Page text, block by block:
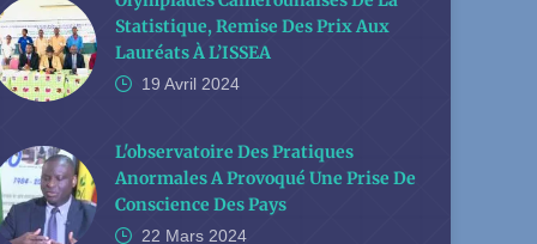
Statistique, Remise Des Prix Aux
Lauréats À L’ISSEA
19 Avril 2024
L'observatoire Des Pratiques
Anormales A Provoqué Une Prise De
Conscience Des Pays
22 Mars 2024